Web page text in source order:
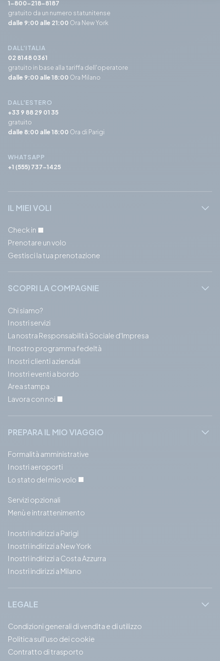
1-800-218-8187
gratuito da un numero statunitense
dalle 9:00 alle 21:00 Ora New York
DALL'ITALIA
02 8148 0361
gratuito in base alla tariffa dell'operatore
dalle 9:00 alle 18:00 Ora Milano
DALL'ESTERO
+33 9 88 29 01 35
gratuito
dalle 8:00 alle 18:00 Ora di Parigi
WHATSAPP
+1 (555) 737-1425
IL MIEI VOLI
Check in
Prenotare un volo
Gestisci la tua prenotazione
SCOPRI LA COMPAGNIE
Chi siamo?
I nostri servizi
La nostra Responsabilità Sociale d'Impresa
Il nostro programma fedeltà
I nostri clienti aziendali
I nostri eventi a bordo
Area stampa
Lavora con noi
PREPARA IL MIO VIAGGIO
Formalità amministrative
I nostri aeroporti
Lo stato del mio volo
Servizi opzionali
Menù e intrattenimento
I nostri indirizzi a Parigi
I nostri indirizzi a New York
I nostri indirizzi a Costa Azzurra
I nostri indirizzi a Milano
LEGALE
Condizioni generali di vendita e di utilizzo
Politica sull'uso dei cookie
Contratto di trasporto